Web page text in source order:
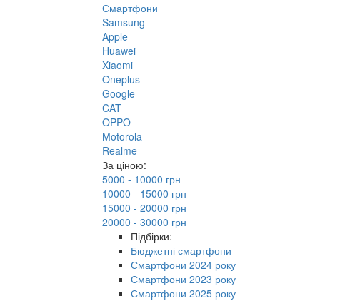
Смартфони
Samsung
Apple
Huawei
Xiaomi
Oneplus
Google
CAT
OPPO
Motorola
Realme
За ціною:
5000 - 10000 грн
10000 - 15000 грн
15000 - 20000 грн
20000 - 30000 грн
Підбірки:
Бюджетні смартфони
Смартфони 2024 року
Смартфони 2023 року
Смартфони 2025 року